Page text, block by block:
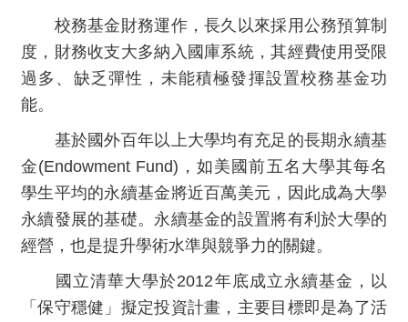
校務基金財務運作，長久以來採用公務預算制
度，財務收支大多納入國庫系統，其經費使用受限
過多、缺乏彈性，未能積極發揮設置校務基金功
能。
基於國外百年以上大學均有充足的長期永續基
金(Endowment Fund)，如美國前五名大學其每名
學生平均的永續基金將近百萬美元，因此成為大學
永續發展的基礎。永續基金的設置將有利於大學的
經營，也是提升學術水準與競爭力的關鍵。
國立清華大學於2012年底成立永續基金，以
「保守穩健」擬定投資計畫， 主要目標即是為了活